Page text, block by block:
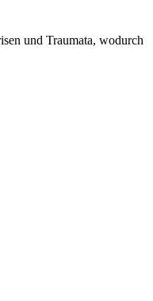
und Traumata, wodurch